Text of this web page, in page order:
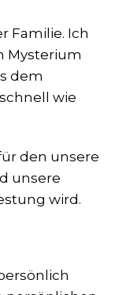
Familie. Ich
Mysterium
dem
wie
den unsere
unsere
wird.